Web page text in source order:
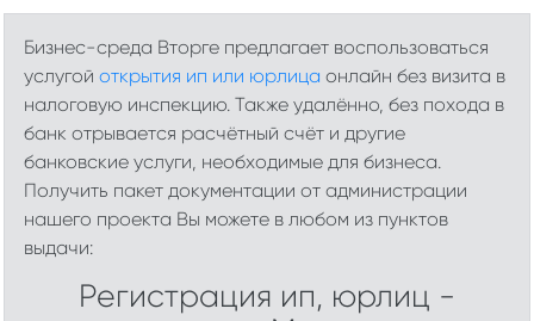
Бизнес-среда Вторге предлагает воспользоваться
услугой открытия ип или юрлица онлайн без визита в
налоговую инспекцию. Также удалённо, без похода в
банк отрывается расчётный счёт и другие
банковские услуги, необходимые для бизнеса.
Получить пакет документации от администрации
нашего проекта Вы можете в любом из пунктов
выдачи:
Регистрация ип, юрлиц -